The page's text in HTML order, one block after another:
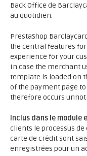
Back Office de
au quotidien.
PrestaShop
the central features
experience for your
In case the merchant
template is loaded on
of the payment page
therefore occurs
Inclus dans le module
clients le processus de
carte de crédit sont
enregistrées pour un